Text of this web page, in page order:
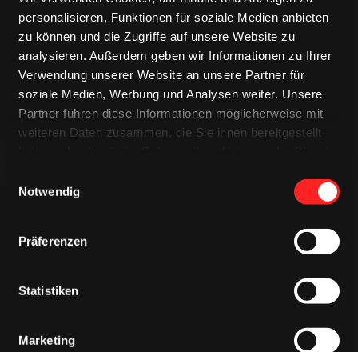
personalisieren, Funktionen für soziale Medien anbieten
zu können und die Zugriffe auf unsere Website zu
analysieren. Außerdem geben wir Informationen zu Ihrer
Verwendung unserer Website an unsere Partner für
soziale Medien, Werbung und Analysen weiter. Unsere
Partner führen diese Informationen möglicherweise mit
weiteren Daten zusammen, die Sie ihnen bereitgestellt
Notwendig
Präferenzen
Statistiken
Marketing
TRIKOTS
TRIKOTS
TRIKOTS